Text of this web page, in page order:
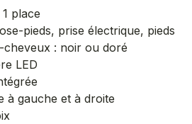
place
pieds, prise électrique, pieds
: noir ou doré
LED
à gauche et à droite